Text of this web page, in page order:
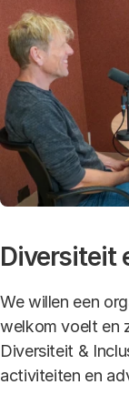
Diversiteit
We willen een
welkom voelt en
Diversiteit &
activiteiten en